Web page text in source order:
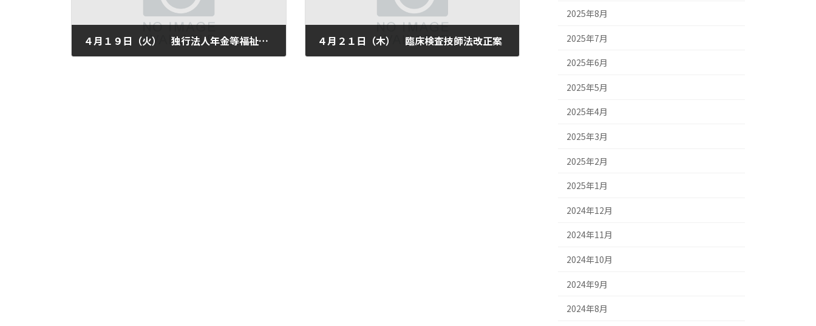
４月１９日（火） 独行法人年金等福祉施設整理機構法、参院厚労委員会で採決 ４月２１日（木） 臨床検査技師法改正案
2025年8月
2025年7月
2025年6月
2025年5月
2025年4月
2025年3月
2025年2月
2025年1月
2024年12月
2024年11月
2024年10月
2024年9月
2024年8月